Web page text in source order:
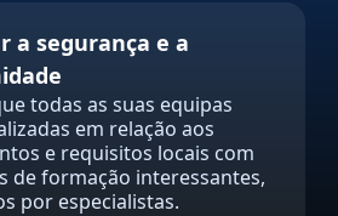
inteligente e escalável
a segurança e a
todas as suas equipas
em relação aos
e requisitos locais com
de formação interessantes,
por especialistas.